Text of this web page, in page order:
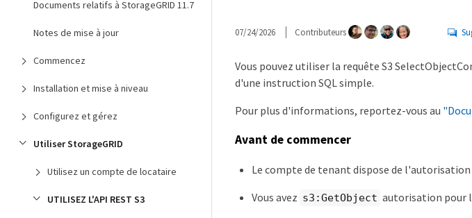
Documents relatifs à StorageGRID 11.7
Notes de mise à jour
Commencez
Installation et mise à niveau
Configurez et gérez
Utiliser StorageGRID
Utilisez un compte de locataire
UTILISEZ L'API REST S3
07/24/2026 Contributeurs
Vous pouvez utiliser la requête S3
d'une instruction SQL simple.
Pour plus d'informations, reportez-vous au
Avant de commencer
Le compte de tenant dispose de l'autorisation
Vous avez s3:GetObject autorisation pour